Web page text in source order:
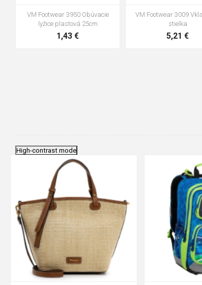
VM Footwear 3950 Obúvacie
lyžice plastová 25cm
1,43 €
VM Footwear 3009
stielka
5,21 €
High-contrast mode